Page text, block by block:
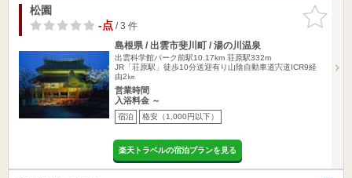
お気に入
りに追加
松園
-点/ 3 件
島根県 / 出雲市斐川町 / 湯の川温泉
出雲科学館パーク前駅10.17km 荘原駅332m
JR「荘原駅」徒歩10分送迎有り山陰自動車道宍道ICR9経
由2㎞
営業時間
入浴料金 ～
宿泊 格安（1,000円以下）
楽天トラベルの宿泊プランを見る